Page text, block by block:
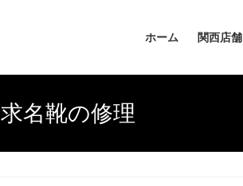
ホーム 関西店舗
求名靴の修理